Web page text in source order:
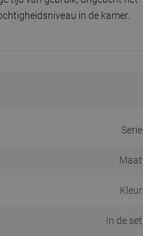
in de kamer.
Serie
Maat
Kleur
In de set